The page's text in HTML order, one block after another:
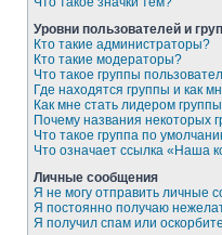
Уровни пользователей и
Кто такие администраторы?
Кто такие модераторы?
Что такое группы
Где находятся группы и как
Как мне стать лидером
Почему названия некоторых
Что такое группа по
Что означает ссылка «Наша
Личные сообщения
Я не могу отправить личные
Я постоянно получаю
Я получил спам или